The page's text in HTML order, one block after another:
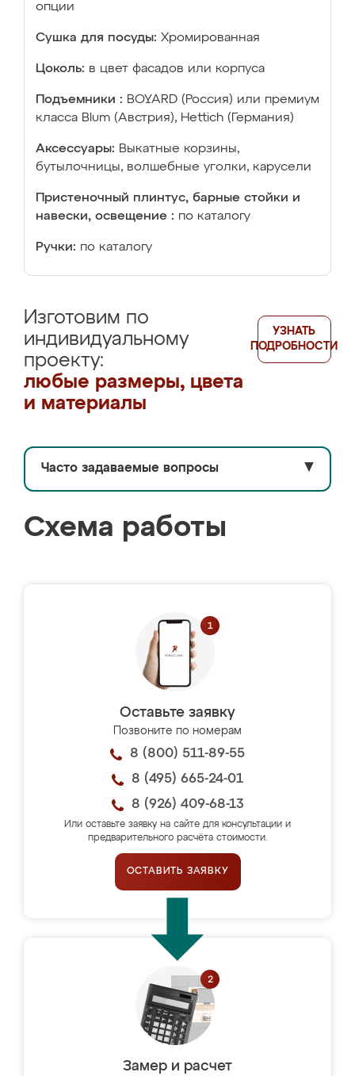
опции
Сушка для посуды: Хромированная
Цоколь: в цвет фасадов или корпуса
Подъемники : BOYARD (Россия) или премиум
класса Blum (Австрия), Hettich (Германия)
Аксессуары: Выкатные корзины,
бутылочницы, волшебные уголки, карусели
Пристеночный плинтус, барные стойки и
навески, освещение : по каталогу
Ручки: по каталогу
Изготовим по
индивидуальному
проекту:
любые размеры, цвета
и материалы
УЗНАТЬ
ПОДРОБНОСТИ
Часто задаваемые вопросы ▼
Схема работы
Оставьте заявку
Позвоните по номерам
8 (800) 511-89-55
8 (495) 665-24-01
8 (926) 409-68-13
Или оставьте заявку на сайте для консультации и
предварительного расчёта стоимости.
ОСТАВИТЬ ЗАЯВКУ
Замер и расчет